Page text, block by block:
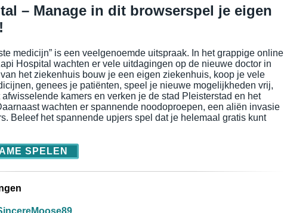
– Manage in dit browserspel je eigen
medicijn” is een veelgenoemde uitspraak. In het grappige online
Hospital wachten er vele uitdagingen op de nieuwe doctor in
het ziekenhuis bouw je een eigen ziekenhuis, koop je vele
genees je patiënten, speel je nieuwe mogelijkheden vrij,
afwisselende kamers en verken je de stad Pleisterstad en het
wachten er spannende noodoproepen, een aliën invasie
Beleef het spannende upjers spel dat je helemaal gratis kunt
SPELEN